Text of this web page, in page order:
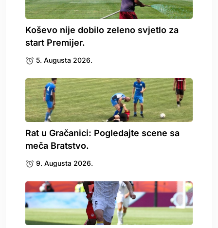
Koševo nije dobilo zeleno svjetlo za
start Premijer.
5. Augusta 2026.
Rat u Gračanici: Pogledajte scene sa
meča Bratstvo.
9. Augusta 2026.